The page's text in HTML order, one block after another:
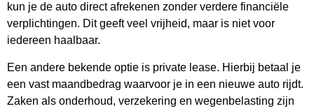
kun je de auto direct afrekenen zonder verdere financiële
verplichtingen. Dit geeft veel vrijheid, maar is niet voor
iedereen haalbaar.
Een andere bekende optie is private lease. Hierbij betaal je
een vast maandbedrag waarvoor je in een nieuwe auto rijdt.
Zaken als onderhoud, verzekering en wegenbelasting zijn